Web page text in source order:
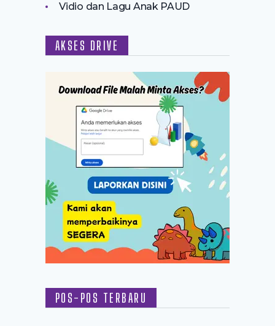
Vidio dan Lagu Anak PAUD
AKSES DRIVE
POS-POS TERBARU